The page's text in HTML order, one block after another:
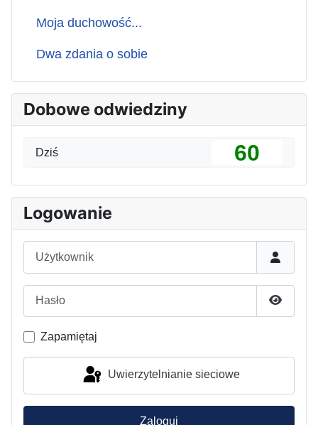
Moja duchowość...
Dwa zdania o sobie
Dobowe odwiedziny
Dziś 60
Logowanie
Pokaż
Zapamiętaj
Uwierzytelnianie sieciowe
Zaloguj